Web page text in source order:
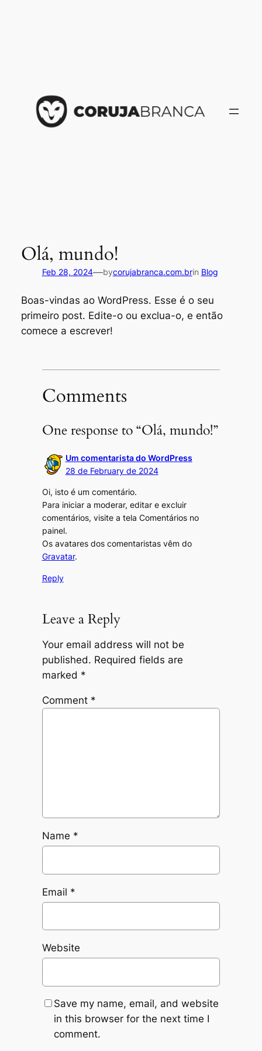
Olá, mundo!
Feb 28, 2024—bycorujabranca.com.brin Blog
Boas-vindas ao WordPress. Esse é o seu
primeiro post. Edite-o ou exclua-o, e então
comece a escrever!
Comments
One response to “Olá, mundo!”
Um comentarista do WordPress
28 de February de 2024
Oi, isto é um comentário.
Para iniciar a moderar, editar e excluir
comentários, visite a tela Comentários no
painel.
Os avatares dos comentaristas vêm do
Gravatar.
Reply
Leave a Reply
Your email address will not be
published. Required fields are
marked *
Comment *
Name *
Email *
Website
Save my name, email, and website
in this browser for the next time I
comment.